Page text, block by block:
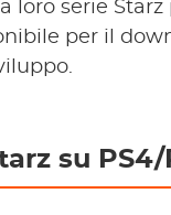
loro serie
per il
su PS4/